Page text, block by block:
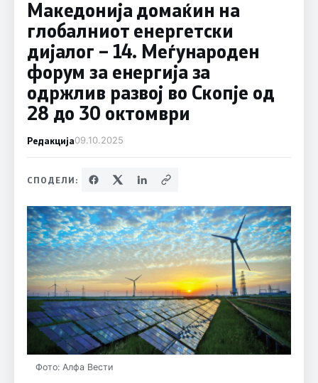
Македонија домаќин на
глобалниот енергетски
дијалог – 14. Меѓународен
форум за енергија за
одржлив развој во Скопје од
28 до 30 октомври
Редакција09.10.2025
СПОДЕЛИ:
Фото: Алфа Вести